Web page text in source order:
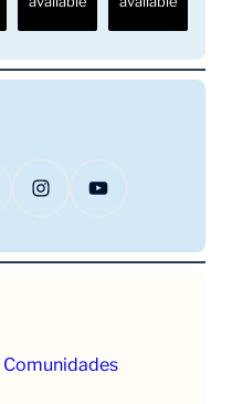
Instagram YouTube